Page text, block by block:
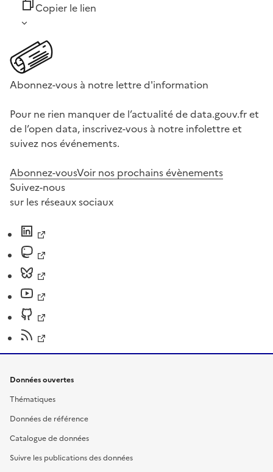
Copier le lien
Abonnez-vous à notre lettre d'information
Pour ne rien manquer de l’actualité de data.gouv.fr et
de l’open data, inscrivez-vous à notre infolettre et
suivez nos événements.
Abonnez-vousVoir nos prochains évènements
Suivez-nous
sur les réseaux sociaux
Données ouvertes
Thématiques
Données de référence
Catalogue de données
Suivre les publications des données